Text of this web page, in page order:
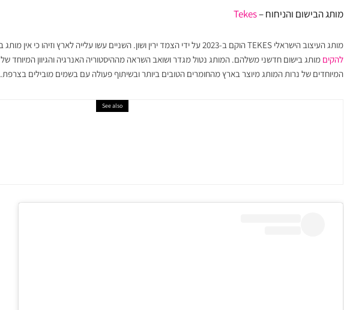
מותג הבישום והניחוח –Tekes
מותג העיצוב הישראלי TEKES הוקם ב-2023 על ידי הצמד ירין ושון. השניים עשו עלייה לארץ וזיהו כי אין מותג בישום יוקרתי ומקומי. על כן
להקים
המיוחדים של נרות המותג מיוצר בארץ מהחומרים הטובים ביותר ובשיתוף פעולה עם בשמים מובילים בצרפת.
See also